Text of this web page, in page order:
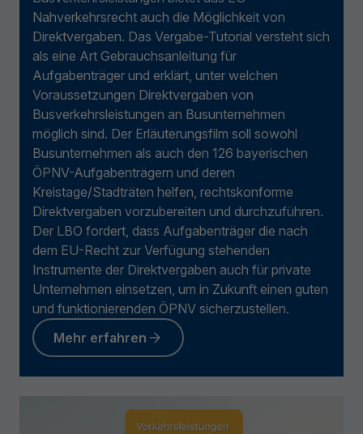
Nahverkehrsrecht auch die Möglichkeit von
Direktvergaben. Das Vergabe-Tutorial versteht sich
als eine Art Gebrauchsanleitung für
Aufgabenträger und erklärt, unter welchen
Voraussetzungen Direktvergaben von
Busverkehrsleistungen an Busunternehmen
möglich sind. Der Erläuterungsfilm soll sowohl
Busunternehmen als auch den 126 bayerischen
ÖPNV-Aufgabenträgern und deren
Kreistage/Stadträten helfen, rechtskonforme
Direktvergaben vorzubereiten und durchzuführen.
Der LBO fordert, dass Aufgabenträger die nach
dem EU-Recht zur Verfügung stehenden
Instrumente der Direktvergaben auch für private
Unternehmen einsetzen, um in Zukunft einen guten
und funktionierenden ÖPNV sicherzustellen.
Mehr erfahren